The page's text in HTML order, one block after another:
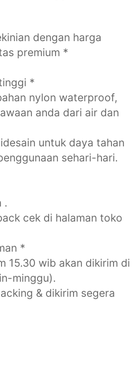
dengan harga
premium *
*
nylon waterproof,
anda dari air dan
untuk daya tahan
sehari-hari.
.
cek di halaman toko
*
15.30 wib akan dikirim di
minggu).
& dikirim segera